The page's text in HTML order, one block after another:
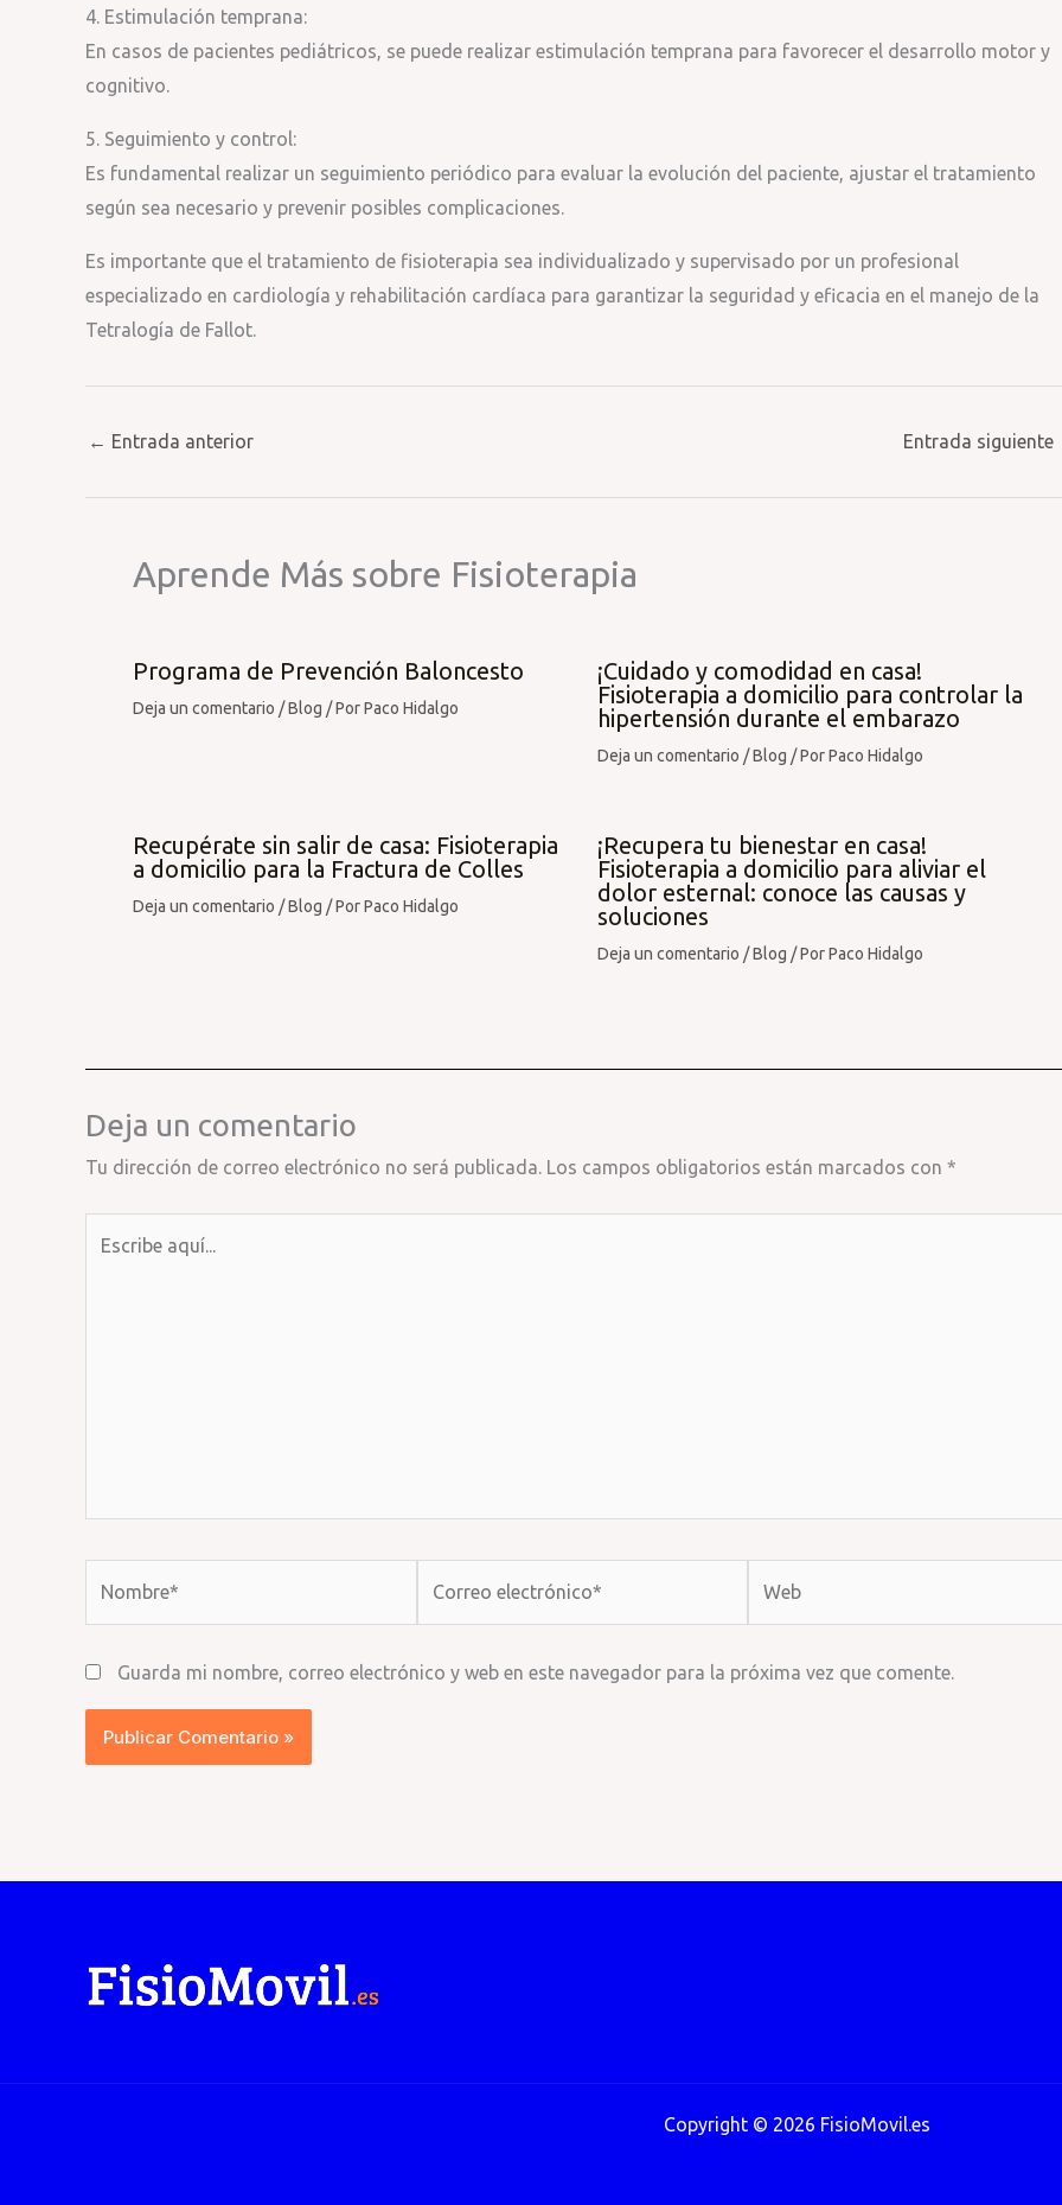
4. Estimulación temprana:
En casos de pacientes pediátricos, se puede realizar estimulación temprana para favorecer el desarrollo motor y
cognitivo.
5. Seguimiento y control:
Es fundamental realizar un seguimiento periódico para evaluar la evolución del paciente, ajustar el tratamiento
según sea necesario y prevenir posibles complicaciones.
Es importante que el tratamiento de fisioterapia sea individualizado y supervisado por un profesional
especializado en cardiología y rehabilitación cardíaca para garantizar la seguridad y eficacia en el manejo de la
Tetralogía de Fallot.
← Entrada anterior Entrada siguiente
Aprende Más sobre Fisioterapia
Programa de Prevención Baloncesto
Deja un comentario /Blog / PorPaco Hidalgo
¡Cuidado y comodidad en casa!
Fisioterapia a domicilio para controlar la
hipertensión durante el embarazo
Deja un comentario /Blog / PorPaco Hidalgo
Recupérate sin salir de casa: Fisioterapia
a domicilio para la Fractura de Colles
Deja un comentario /Blog / PorPaco Hidalgo
¡Recupera tu bienestar en casa!
Fisioterapia a domicilio para aliviar el
dolor esternal: conoce las causas y
soluciones
Deja un comentario /Blog / PorPaco Hidalgo
Deja un comentario
Tu dirección de correo electrónico no será publicada. Los campos obligatorios están marcados con *
Guarda mi nombre, correo electrónico y web en este navegador para la próxima vez que comente.
Copyright © 2026 FisioMovil.es